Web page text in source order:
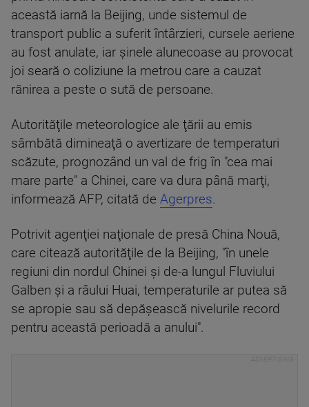
această iarnă la Beijing, unde sistemul de
transport public a suferit întârzieri, cursele aeriene
au fost anulate, iar şinele alunecoase au provocat
joi seară o coliziune la metrou care a cauzat
rănirea a peste o sută de persoane.
Autorităţile meteorologice ale ţării au emis
sâmbătă dimineaţă o avertizare de temperaturi
scăzute, prognozând un val de frig în "cea mai
mare parte" a Chinei, care va dura până marţi,
informează AFP, citată de Agerpres.
Potrivit agenţiei naţionale de presă China Nouă,
care citează autorităţile de la Beijing, "în unele
regiuni din nordul Chinei şi de-a lungul Fluviului
Galben şi a râului Huai, temperaturile ar putea să
se apropie sau să depăşească nivelurile record
pentru această perioadă a anului".